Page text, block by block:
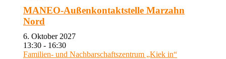
MANEO-Außenkontaktstelle Marzahn
Nord
6. Oktober 2027
13:30 - 16:30
Familien- und Nachbarschaftszentrum „Kiek in“